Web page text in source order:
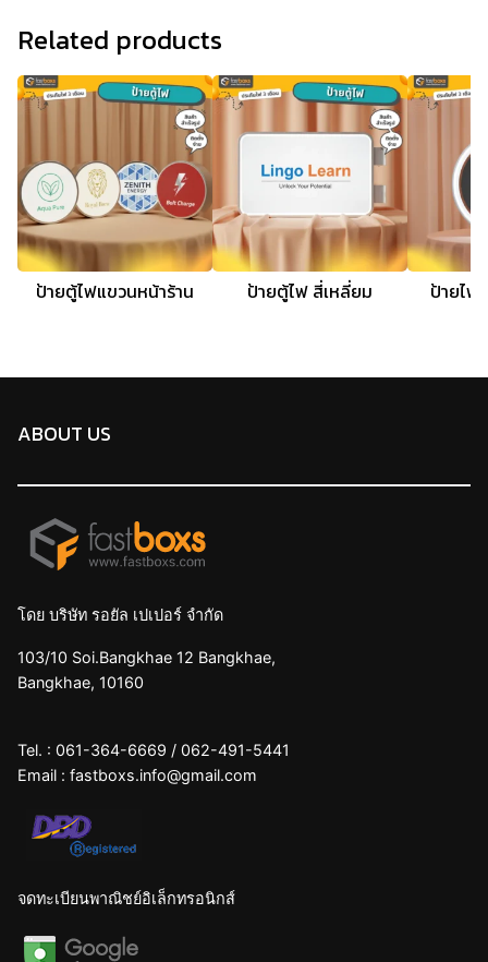
Related products
ป้ายตู้ไฟแขวนหน้าร้าน ป้ายตู้ไฟ สี่เหลี่ยม ป้ายไฟ
ABOUT US
โดย บริษัท รอยัล เปเปอร์ จำกัด
103/10 Soi.Bangkhae 12 Bangkhae,
Bangkhae, 10160
Tel. : 061-364-6669 / 062-491-5441
Email : fastboxs.info@gmail.com
จดทะเบียนพาณิชย์อิเล็กทรอนิกส์